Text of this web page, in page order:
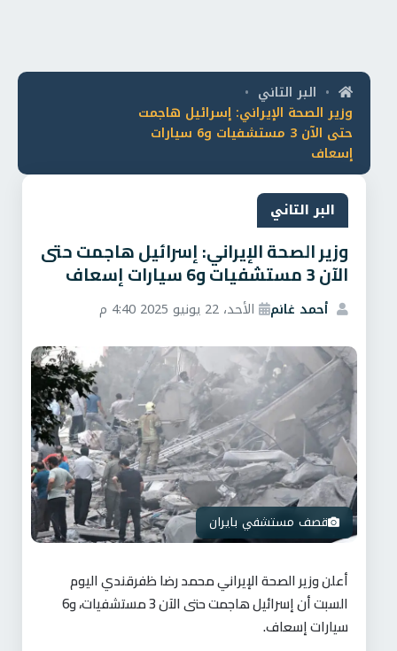
• البر التاني •
وزير الصحة الإيراني: إسرائيل هاجمت
حتى الآن 3 مستشفيات و6 سيارات
إسعاف
البر التاني
وزير الصحة الإيراني: إسرائيل هاجمت حتى
الآن 3 مستشفيات و6 سيارات إسعاف
أحمد غانم الأحد، 22 يونيو 2025 4:40 م
قصف مستشفي بايران
أعلن وزير الصحة الإيراني محمد رضا ظفرقندي اليوم
السبت أن إسرائيل هاجمت حتى الآن 3 مستشفيات، و6
سيارات إسعاف.